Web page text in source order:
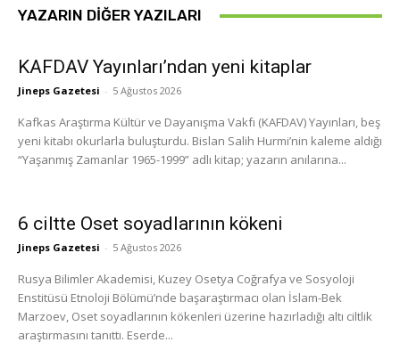
YAZARIN DIĞER YAZILARI
KAFDAV Yayınları’ndan yeni kitaplar
Jineps Gazetesi - 5 Ağustos 2026
Kafkas Araştırma Kültür ve Dayanışma Vakfı (KAFDAV) Yayınları, beş
yeni kitabı okurlarla buluşturdu. Bislan Salih Hurmi’nin kaleme aldığı
“Yaşanmış Zamanlar 1965-1999” adlı kitap; yazarın anılarına...
6 ciltte Oset soyadlarının kökeni
Jineps Gazetesi - 5 Ağustos 2026
Rusya Bilimler Akademisi, Kuzey Osetya Coğrafya ve Sosyoloji
Enstitüsü Etnoloji Bölümü’nde başaraştırmacı olan İslam-Bek
Marzoev, Oset soyadlarının kökenleri üzerine hazırladığı altı ciltlik
araştırmasını tanıttı. Eserde...